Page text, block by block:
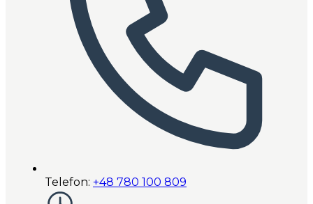
Telefon: +48 780 100 809